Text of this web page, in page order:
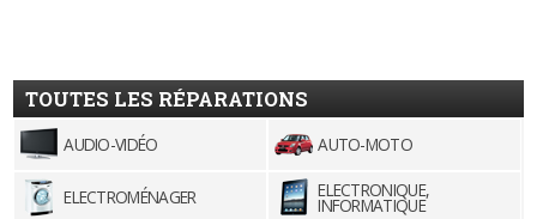
TOUTES LES RÉPARATIONS
AUDIO-VIDÉO AUTO-MOTO
ELECTROMÉNAGER ELECTRONIQUE,
INFORMATIQUE